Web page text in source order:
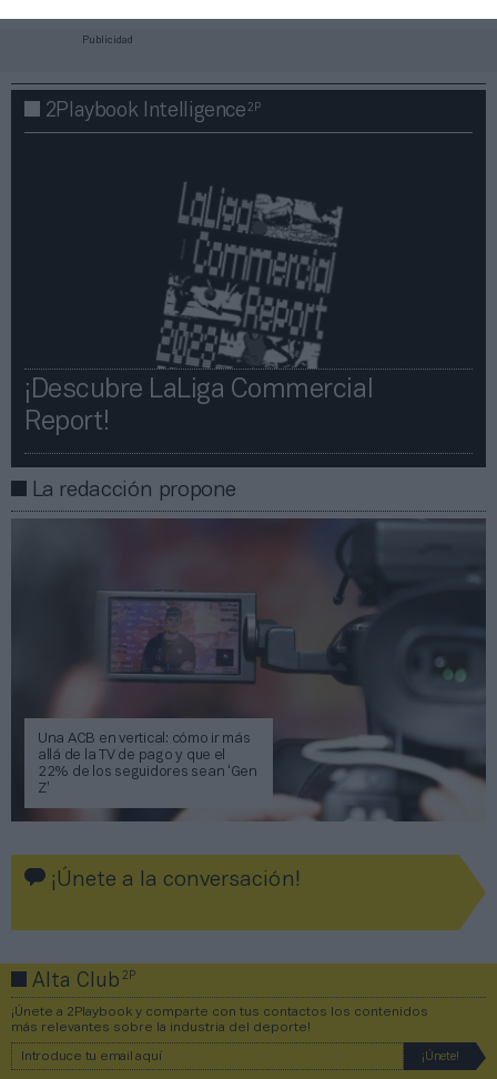
Publicidad
2Playbook Intelligence2P
¡Descubre LaLiga Commercial
Report!​​
La redacción propone
Una ACB en vertical: cómo ir más
allá de la TV de pago y que el
22% de los seguidores sean ‘Gen
Z’
¡Únete a la conversación!
Alta Club2P
¡Únete a 2Playbook y comparte con tus contactos los contenidos
más relevantes sobre la industria del deporte!